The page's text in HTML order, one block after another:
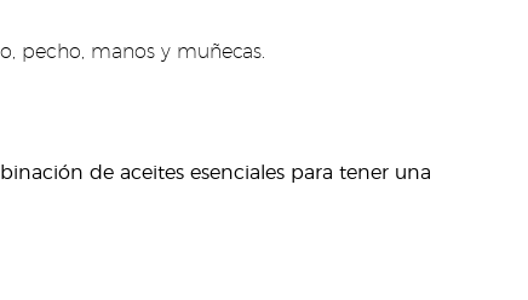
pecho, manos y muñecas.
de aceites esenciales para tener una